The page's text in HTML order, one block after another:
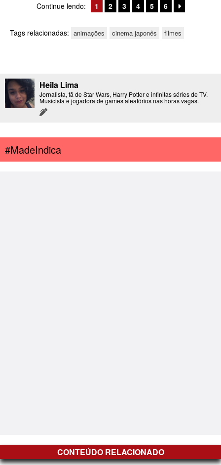
Continue lendo: 1 2 3 4 5 6
Tags relacionadas: animações cinema japonês filmes
Heila Lima
Jornalista, fã de Star Wars, Harry Potter e infinitas séries de TV.
Musicista e jogadora de games aleatórios nas horas vagas.
#MadeIndica
CONTEÚDO RELACIONADO